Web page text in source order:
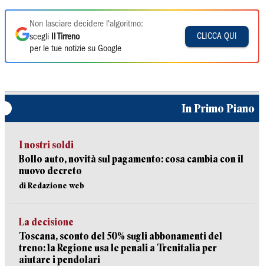
Non lasciare decidere l'algoritmo:
scegli
Il Tirreno
per le tue notizie su Google
CLICCA QUI
In Primo Piano
I nostri soldi
Bollo auto, novità sul pagamento: cosa cambia con il
nuovo decreto
di Redazione web
La decisione
Toscana, sconto del 50% sugli abbonamenti del
treno: la Regione usa le penali a Trenitalia per
aiutare i pendolari